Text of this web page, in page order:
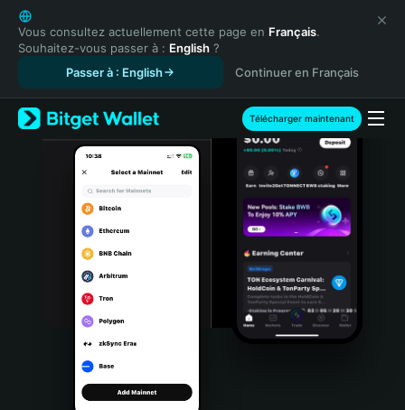
English
日本語
Tiếng Việt
Español (Latinoamérica)
Türkçe
Italiano
Português (Portugal)
Bahasa Indonesia
Português (Brasil)
Español (Argentina)
Vous consultez actuellement cette page en Français.
Souhaitez-vous passer à : English ?
Passer à : English
Continuer en Français
Télécharger maintenant